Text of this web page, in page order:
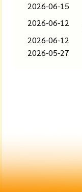
2026-06-15
2026-06-12
2026-06-12
2026-05-27